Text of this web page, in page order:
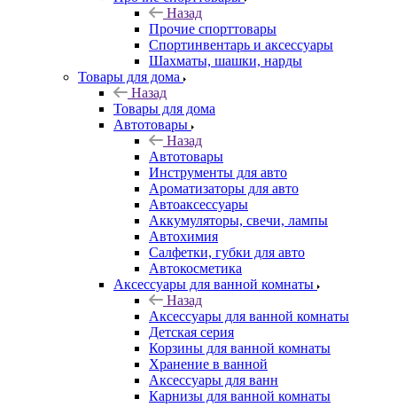
Назад
Прочие спорттовары
Спортинвентарь и аксессуары
Шахматы, шашки, нарды
Товары для дома
Назад
Товары для дома
Автотовары
Назад
Автотовары
Инструменты для авто
Ароматизаторы для авто
Автоаксессуары
Аккумуляторы, свечи, лампы
Автохимия
Салфетки, губки для авто
Автокосметика
Аксессуары для ванной комнаты
Назад
Аксессуары для ванной комнаты
Детская серия
Корзины для ванной комнаты
Хранение в ванной
Аксессуары для ванн
Карнизы для ванной комнаты